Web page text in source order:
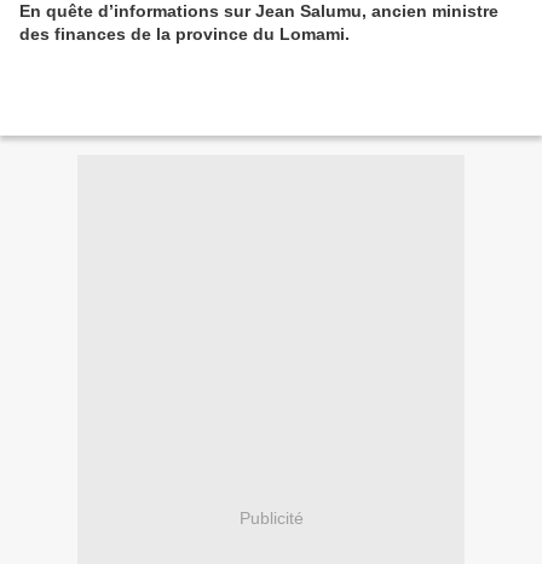
En quête d’informations sur Jean Salumu, ancien ministre
des finances de la province du Lomami.
Publicité